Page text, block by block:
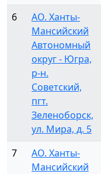
6
АО. Ханты-
Мансийский
Автономный
округ - Югра,
р-н.
Советский,
пгт.
Зеленоборск,
ул. Мира, д. 5
7
АО. Ханты-
Мансийский